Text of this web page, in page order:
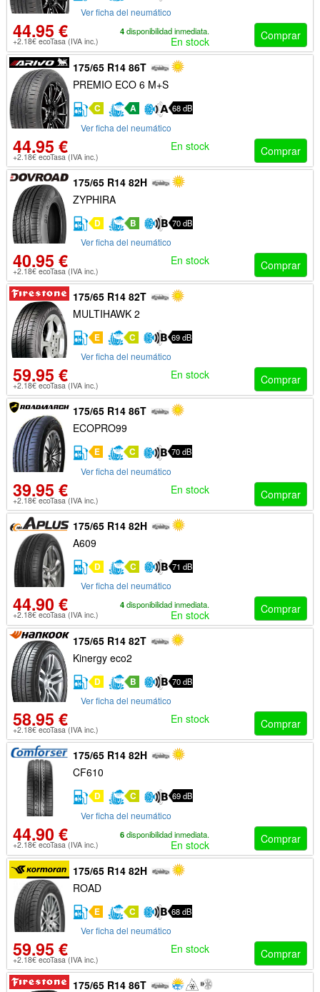
Ver ficha del neumático
44.95 €
+2.18€ ecoTasa (IVA inc.) Comprar
4disponibilidad inmediata.
En stock
175/65 R14 86T
PREMIO ECO 6 M+S
C A 68 dB
Ver ficha del neumático
44.95 €
+2.18€ ecoTasa (IVA inc.) Comprar
En stock
175/65 R14 82H
ZYPHIRA
D B 70 dB
Ver ficha del neumático
40.95 €
+2.18€ ecoTasa (IVA inc.) Comprar
En stock
175/65 R14 82T
MULTIHAWK 2
E C 69 dB
Ver ficha del neumático
59.95 €
+2.18€ ecoTasa (IVA inc.) Comprar
En stock
175/65 R14 86T
ECOPRO99
E C 70 dB
Ver ficha del neumático
39.95 €
+2.18€ ecoTasa (IVA inc.) Comprar
En stock
175/65 R14 82H
A609
D C 71 dB
Ver ficha del neumático
44.90 €
+2.18€ ecoTasa (IVA inc.) Comprar
4disponibilidad inmediata.
En stock
175/65 R14 82T
Kinergy eco2
D B 70 dB
Ver ficha del neumático
58.95 €
+2.18€ ecoTasa (IVA inc.) Comprar
En stock
175/65 R14 82H
CF610
D C 69 dB
Ver ficha del neumático
44.90 €
+2.18€ ecoTasa (IVA inc.) Comprar
6disponibilidad inmediata.
En stock
175/65 R14 82H
ROAD
E C 68 dB
Ver ficha del neumático
59.95 €
+2.18€ ecoTasa (IVA inc.) Comprar
En stock
175/65 R14 86T